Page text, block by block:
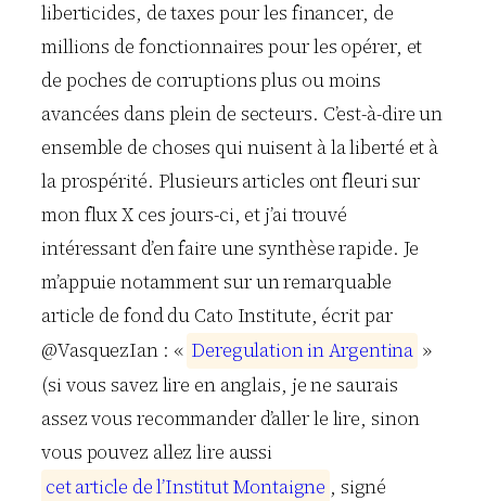
liberticides, de taxes pour les financer, de
millions de fonctionnaires pour les opérer, et
de poches de corruptions plus ou moins
avancées dans plein de secteurs. C’est-à-dire un
ensemble de choses qui nuisent à la liberté et à
la prospérité. Plusieurs articles ont fleuri sur
mon flux X ces jours-ci, et j’ai trouvé
intéressant d’en faire une synthèse rapide. Je
m’appuie notamment sur un remarquable
article de fond du Cato Institute, écrit par
@VasquezIan : « DeregulationinArgentina »
(si vous savez lire en anglais, je ne saurais
assez vous recommander d’aller le lire, sinon
vous pouvez allez lire aussi
cetarticle del’InstitutMontaigne , signé